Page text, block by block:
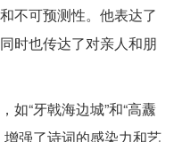
不可预测性。他表达了
时也传达了对亲人和朋
如“牙戟海边城”和“高纛
强了诗词的感染力和艺